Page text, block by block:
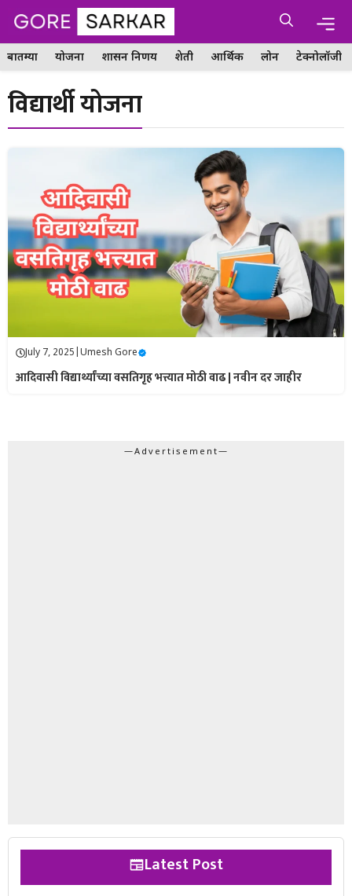
Skip
content
बातम्या योजना शासन निर्णय शेती आर्थिक लोन टेक्नोलॉजी
विद्यार्थी योजना
July 7, 2025 Umesh Gore
आदिवासी विद्यार्थ्यांच्या वसतिगृह भत्त्यात मोठी वाढ | नवीन दर जाहीर
—Advertisement—
Latest Post